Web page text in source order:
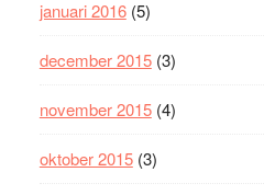
januari 2016(5)
december 2015(3)
november 2015(4)
oktober 2015(3)